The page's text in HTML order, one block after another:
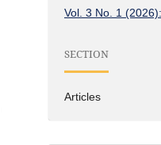
Vol. 3 No. 1
SECTION
Articles